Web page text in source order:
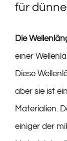
für
Die
einer
Diese
aber sie ist
Materialien.
einiger der